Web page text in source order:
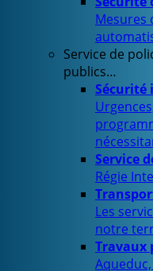
Mesures
Service de
publics…
Sécurité
Service
Régie
Les
notre
Travaux